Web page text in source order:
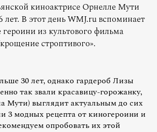
киноактрисе Орнелле Мути
лет. В этот день WMJ.ru вспоминает
героини из культового фильма
строптивого».
30 лет, однако гардероб Лизы
так звали красавицу-горожанку,
Мути) выглядит актуальным до сих
3 модных рецепта от киногероини и
опробовать их этой